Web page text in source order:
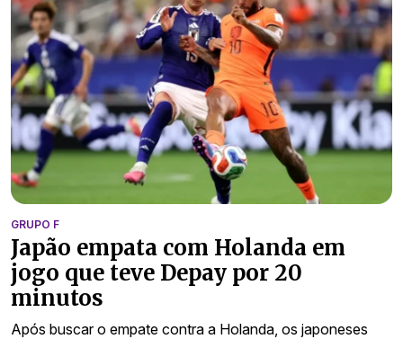
GRUPO F
Japão empata com Holanda em
jogo que teve Depay por 20
minutos
Após buscar o empate contra a Holanda, os japoneses